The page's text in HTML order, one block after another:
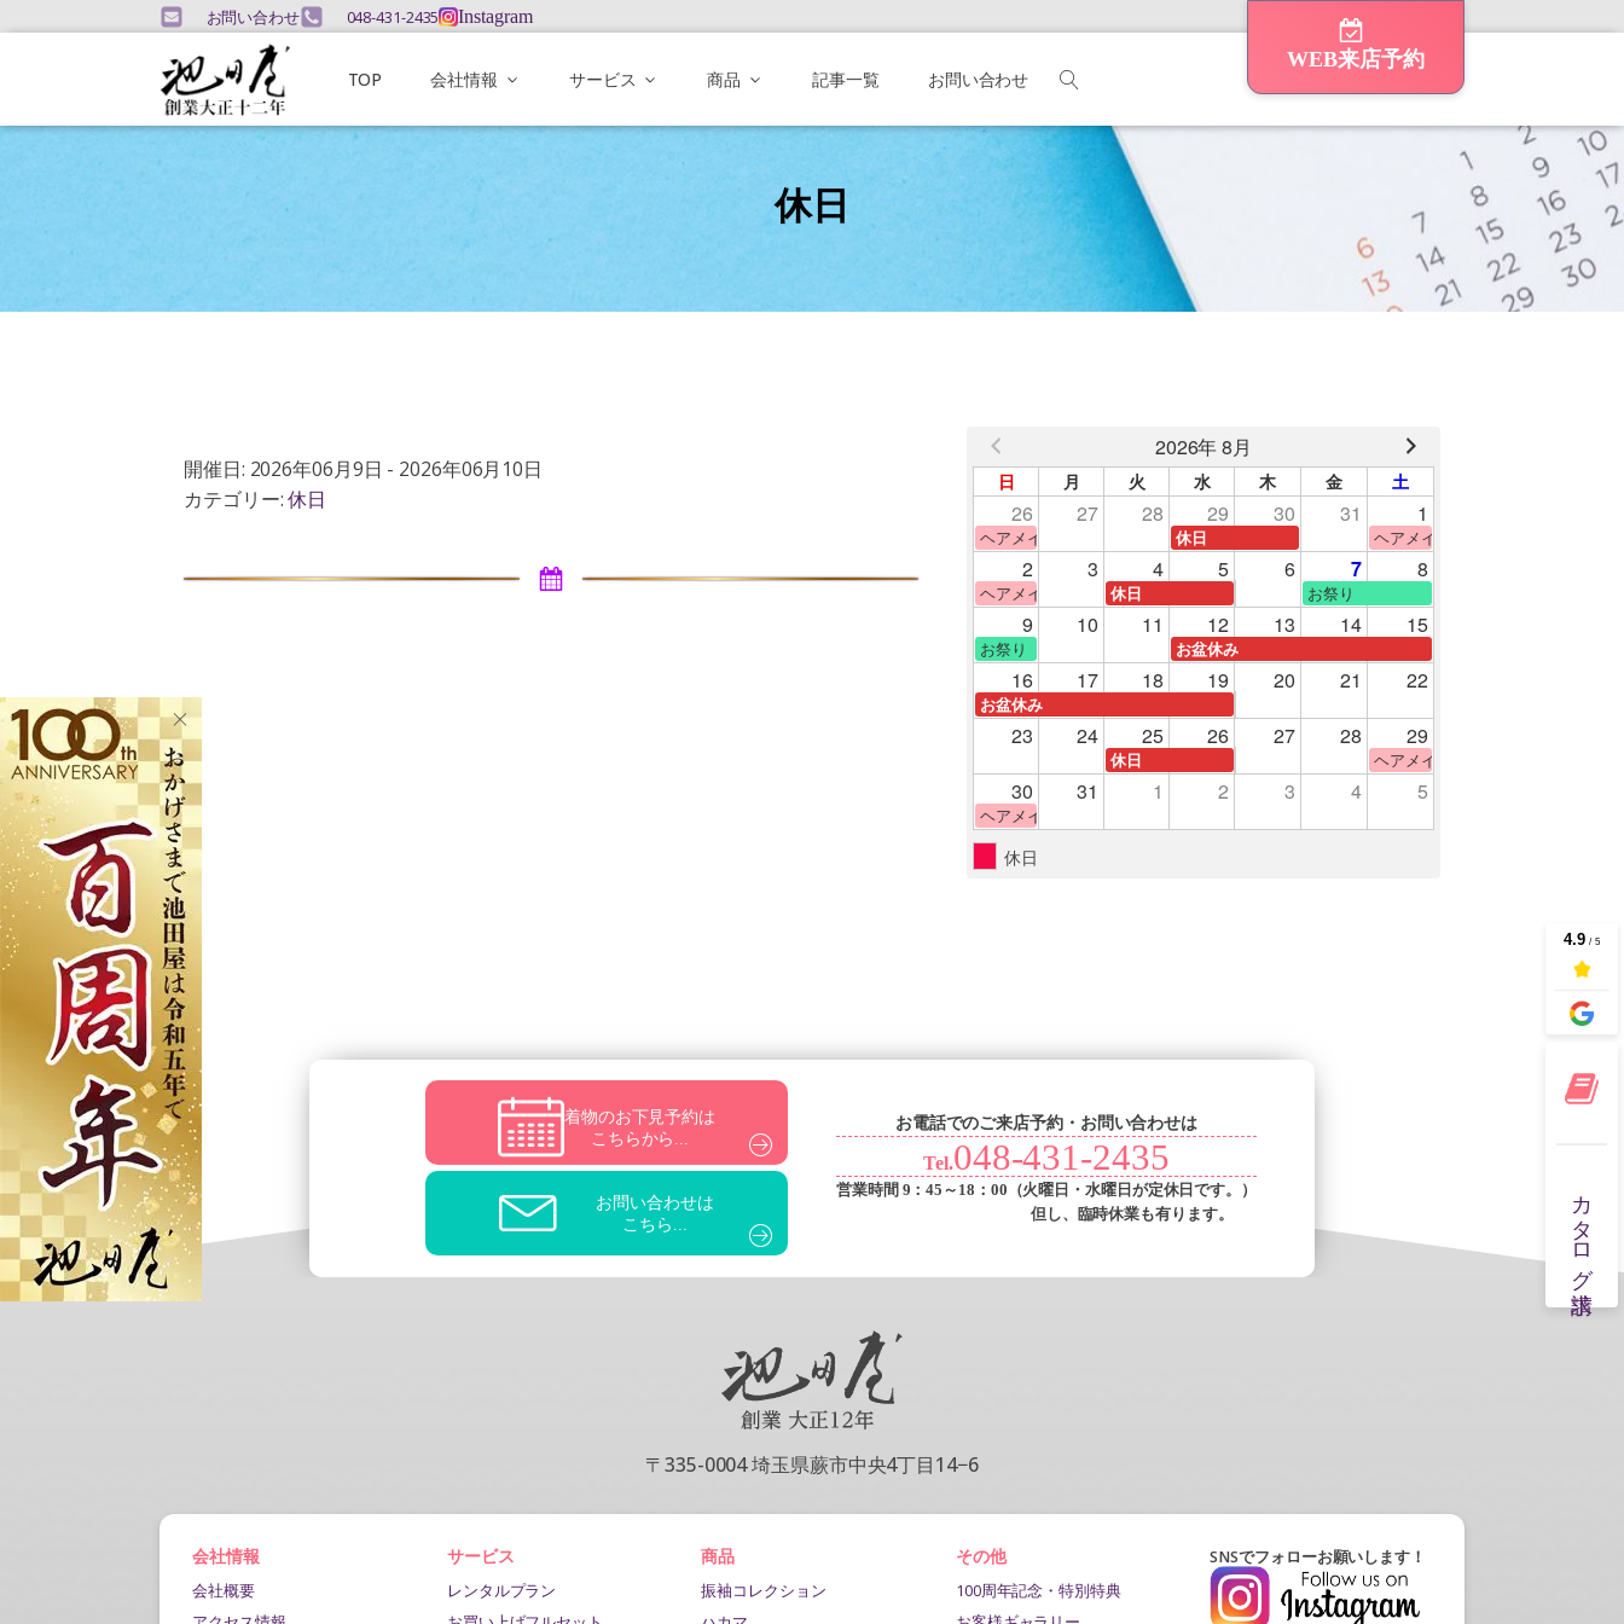
お問い合わせ 048-431-2435 Instagram
TOP 会社情報 サービス 商品 記事一覧 お問い合わせ
WEB来店予約
休日
開催日: 2026年06月9日 - 2026年06月10日
カテゴリー:休日
2026年 8月
日 月 火 水 木 金 土
26 27 28 29 30 31 1
ヘアメイク体験 休日 ヘアメイク体験
2 3 4 5 6 7 8
ヘアメイク体験 休日 お祭り
9 10 11 12 13 14 15
お祭り お盆休み
16 17 18 19 20 21 22
お盆休み
23 24 25 26 27 28 29
休日 ヘアメイク体験
30 31 1 2 3 4 5
ヘアメイク体験
休日
着物のお下見予約は
こちらから...
お問い合わせは
こちら...
お電話でのご来店予約・お問い合わせは
Tel.048-431-2435
営業時間 9：45～18：00 （火曜日・水曜日が定休日です。）
但し、臨時休業も有ります。
〒335-0004 埼玉県蕨市中央4丁目14−6
会社情報
会社概要
サービス
レンタルプラン
商品
振袖コレクション
その他
100周年記念・特別特典
SNSでフォローお願いします！
カタログ請求